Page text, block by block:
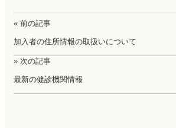
« 前の記事
加入者の住所情報の取扱いについて
» 次の記事
最新の健診機関情報